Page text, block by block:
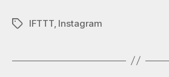
Schlagwörter
IFTTT, Instagram